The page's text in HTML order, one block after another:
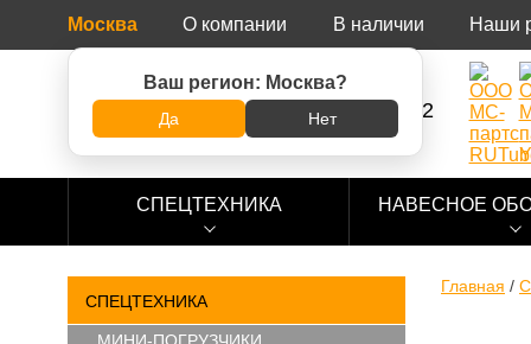
Москва
Ваш регион: Москва?
Да Нет
О компании В наличии Наши
8 (800) 500-73-92
СПЕЦТЕХНИКА НАВЕСНОЕ
СПЕЦТЕХНИКА
Главная /